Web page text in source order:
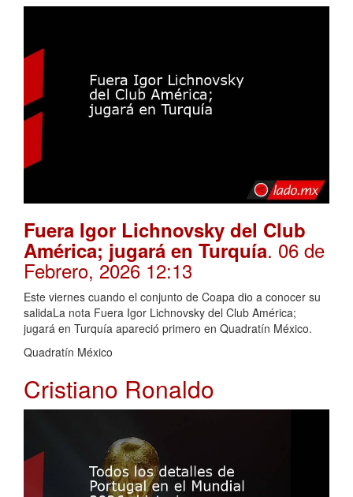
Fuera Igor Lichnovsky del Club
América; jugará en Turquía. 06 de
Febrero, 2026 12:13
Este viernes cuando el conjunto de Coapa dio a conocer su
salidaLa nota Fuera Igor Lichnovsky del Club América;
jugará en Turquía apareció primero en Quadratín México.
Quadratín México
Cristiano Ronaldo